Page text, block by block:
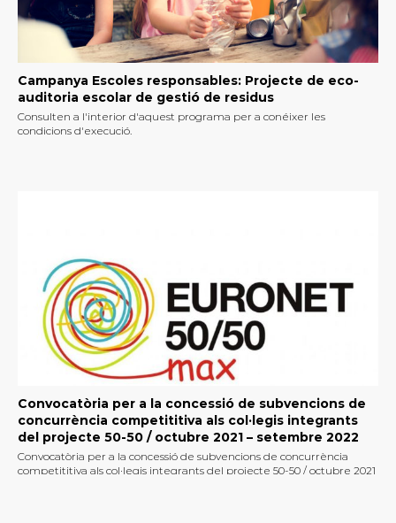
Campanya Escoles responsables: Projecte de eco-
auditoria escolar de gestió de residus
Consulten a l'interior d'aquest programa per a conéixer les
condicions d'execució.
Convocatòria per a la concessió de subvencions de
concurrència competititiva als col·legis integrants
del projecte 50-50 / octubre 2021 – setembre 2022
Convocatòria per a la concessió de subvencions de concurrència
competititiva als col·legis integrants del projecte 50-50 / octubre 2021